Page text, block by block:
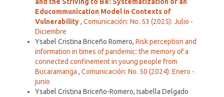
and the Striving to Be: Systematization of an
Educommunication Model in Contexts of
Vulnerability, Comunicación: No. 53 (2025): Julio -
Diciembre
Ysabel Cristina Briceño Romero, Risk perception and
information in times of pandemic: the memory of a
connected confinement in young people from
Bucaramanga , Comunicación: No. 50 (2024): Enero -
junio
Ysabel Cristina Briceño-Romero, Isabella Delgado